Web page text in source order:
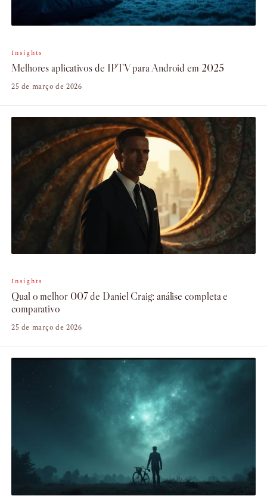
Insights
Melhores aplicativos de IPTV para Android em 2025
25 de março de 2026
Insights
Qual o melhor 007 de Daniel Craig: análise completa e
comparativo
25 de março de 2026